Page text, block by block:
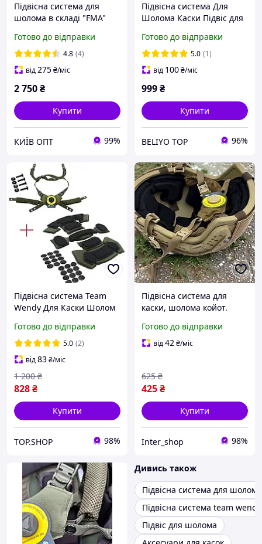
Підвісна система для
шолома в складі "FMA"
каски Fast Чорна
Готово до відправки
4.8 (4)
від275₴/міс
2 750₴
Купити
КИЇВ ОПТ 99%
Підвісна система Для
Шолома Каски Підвіс для
PASGT Fast Wendy Кавер
для шолома піксель
Готово до відправки
5.0 (1)
від 100₴/міс
999₴
Купити
BELIYO TOP 96%
Підвісна система Team
Wendy Для Каски Шолом
Шолома Fast Фаст Cam Fit
Готово до відправки
5.0 (2)
від83₴/міс
828₴
1 200 ₴
Купити
TOP.SHOP 98%
Підвісна система для
каски, шолома койот.
MICH, PASGT Wendy,
чорний
Готово до відправки
від42₴/міс
425₴
625 ₴
Купити
Inter_shop 98%
Дивись також
Підвісна система для шолома
Підвісна система team wendy
Підвіс для шолома